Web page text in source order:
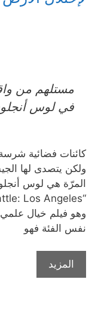
مستلهم من
في لوس
كائنات فضائية
ولكن يتصدى لها
المرّة هي لوس
وهو فيلم خيال علمي
نفس الفئة فهو
المزيد